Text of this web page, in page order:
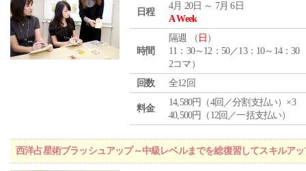
日程
4月 20日 ～ 7月 6日
A Week
時間
隔週 （ 日 ）
11：30～12：50／13：10～14：30
2コマ）
回数
全12回
料金
14,580円（4回／分割支払い）×3
40,500円（12回／一括支払い）
西洋占星術ブラッシュアップ～中級レベルまでを総復習してスキルア